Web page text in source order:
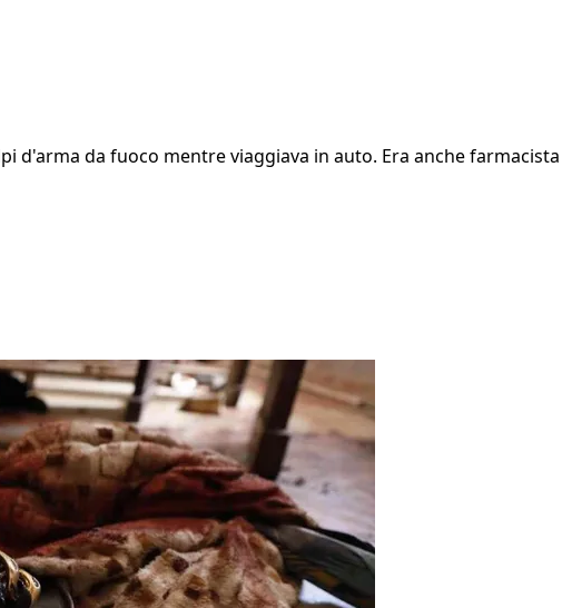
d'arma da fuoco mentre viaggiava in auto. Era anche